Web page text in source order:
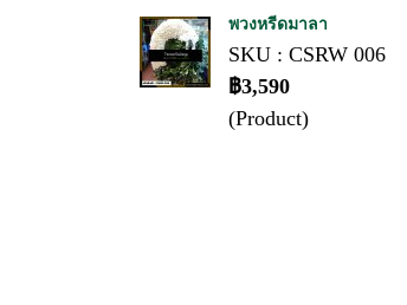
พวงหรีดมาลา
SKU : CSRW 006
฿3,590
(Product)